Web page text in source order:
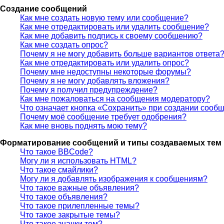
Создание сообщений
Как мне создать новую тему или сообщение?
Как мне отредактировать или удалить сообщение?
Как мне добавить подпись к своему сообщению?
Как мне создать опрос?
Почему я не могу добавить больше вариантов ответа?
Как мне отредактировать или удалить опрос?
Почему мне недоступны некоторые форумы?
Почему я не могу добавлять вложения?
Почему я получил предупреждение?
Как мне пожаловаться на сообщения модератору?
Что означает кнопка «Сохранить» при создании
Почему моё сообщение требует одобрения?
Как мне вновь поднять мою тему?
Форматирование сообщений и типы создаваемых тем
Что такое BBCode?
Могу ли я использовать HTML?
Что такое смайлики?
Могу ли я добавлять изображения к сообщениям?
Что такое важные объявления?
Что такое объявления?
Что такое прилепленные темы?
Что такое закрытые темы?